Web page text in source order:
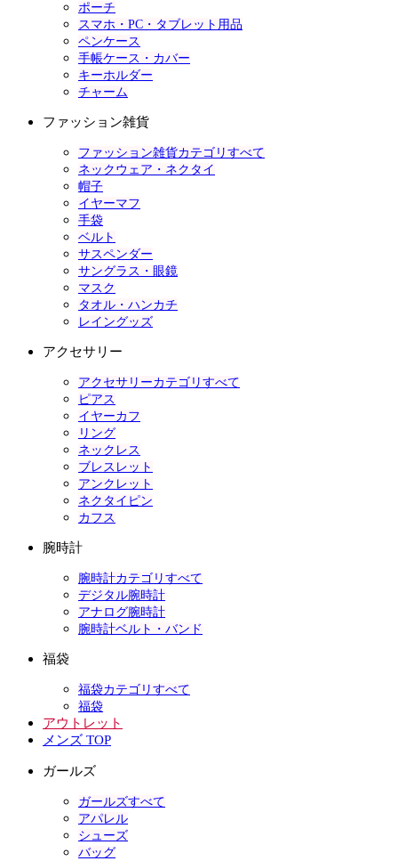
ポーチ
スマホ・PC・タブレット用品
ペンケース
手帳ケース・カバー
キーホルダー
チャーム
ファッション雑貨
ファッション雑貨カテゴリすべて
ネックウェア・ネクタイ
帽子
イヤーマフ
手袋
ベルト
サスペンダー
サングラス・眼鏡
マスク
タオル・ハンカチ
レイングッズ
アクセサリー
アクセサリーカテゴリすべて
ピアス
イヤーカフ
リング
ネックレス
ブレスレット
アンクレット
ネクタイピン
カフス
腕時計
腕時計カテゴリすべて
デジタル腕時計
アナログ腕時計
腕時計ベルト・バンド
福袋
福袋カテゴリすべて
福袋
アウトレット
メンズ TOP
ガールズ
ガールズすべて
アパレル
シューズ
バッグ